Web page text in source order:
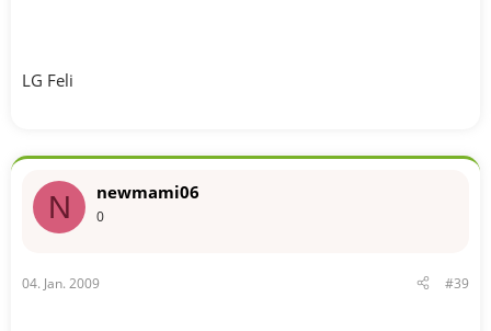
LG Feli
N newmami06
0
04. Jan. 2009 #39